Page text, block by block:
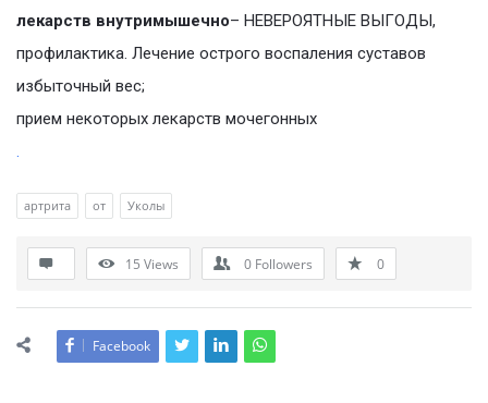
лекарств внутримышечно– НЕВЕРОЯТНЫЕ ВЫГОДЫ,
профилактика. Лечение острого воспаления суставов
избыточный вес;
прием некоторых лекарств мочегонных
.
артрита от Уколы
15 Views 0 Followers 0
Facebook